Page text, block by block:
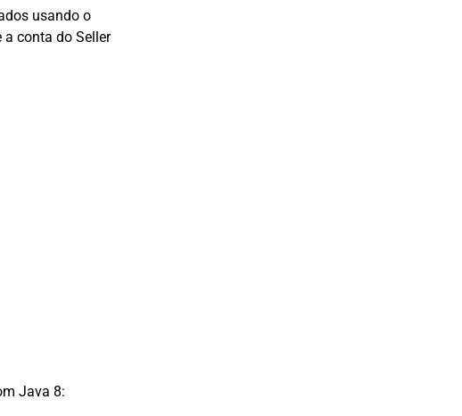
usando o
a conta do Seller
Java 8: